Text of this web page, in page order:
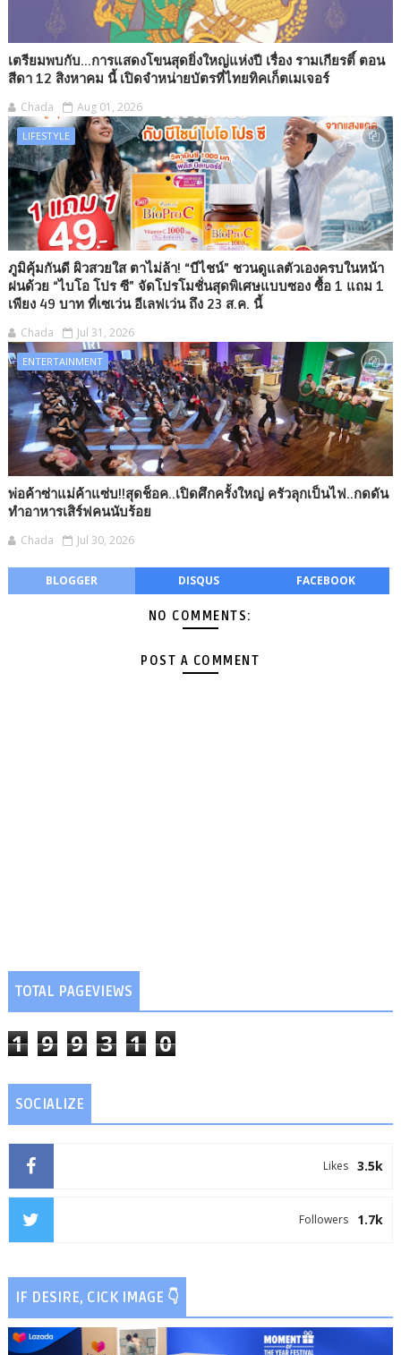
เตรียมพบกับ...การแสดงโขนสุดยิ่งใหญ่แห่งปี เรื่อง รามเกียรติ์ ตอน
สีดา 12 สิงหาคม นี้ เปิดจำหน่ายบัตรที่ไทยทิคเก็ตเมเจอร์
Chada Aug 01, 2026
LIFESTYLE
ภูมิคุ้มกันดี ผิวสวยใส ตาไม่ล้า! “บีไชน์” ชวนดูแลตัวเองครบในหน้า
ฝนด้วย “ไบโอ โปร ซี” จัดโปรโมชั่นสุดพิเศษแบบซอง ซื้อ 1 แถม 1
เพียง 49 บาท ที่เซเว่น อีเลฟเว่น ถึง 23 ส.ค. นี้
Chada Jul 31, 2026
ENTERTAINMENT
พ่อค้าซ่าแม่ค้าแซ่บ!!สุดช็อค..เปิดศึกครั้งใหญ่ ครัวลุกเป็นไฟ..กดดัน
ทำอาหารเสิร์ฟคนนับร้อย
Chada Jul 30, 2026
BLOGGER DISQUS FACEBOOK
NO COMMENTS:
POST A COMMENT
TOTAL PAGEVIEWS
1 9 9 3 1 0
SOCIALIZE
3.5k
Likes
1.7k
Followers
IF DESIRE, CICK IMAGE 👇